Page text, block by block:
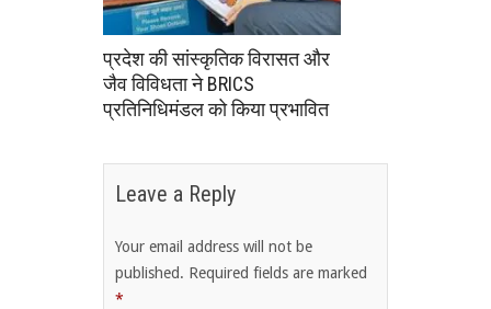
प्रदेश की सांस्कृतिक विरासत और
जैव विविधता ने BRICS
प्रतिनिधिमंडल को किया प्रभावित
Leave a Reply
Your email address will not be
published. Required fields are marked
*